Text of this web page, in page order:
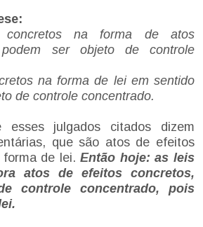
na forma de atos
podem ser objeto de controle
na forma de lei em sentido
de controle concentrado.
esses julgados citados dizem
que são atos de efeitos
forma de lei.Então hoje: as leis
atos de efeitos concretos,
controle concentrado, pois